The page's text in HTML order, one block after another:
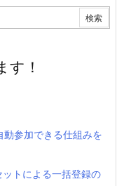
す！
動参加できる仕組みを
トによる一括登録の